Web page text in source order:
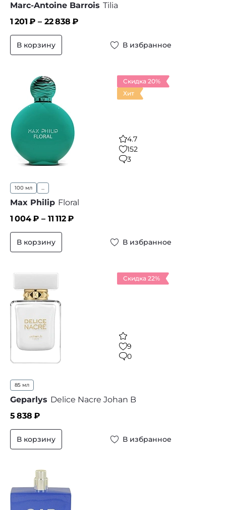
Marc-Antoine Barrois Tilia
1 201 ₽ – 22 838 ₽
В корзину В избранное
Скидка 20%
Хит
4.7
152
3
100 мл ...
Max Philip Floral
1 004₽ – 11 112₽
В корзину В избранное
Скидка 22%
9
0
85 мл
Geparlys Delice Nacre Johan B
5 838 ₽
В корзину В избранное